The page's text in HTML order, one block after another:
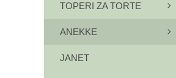
TOPERI ZA TORTE
ANEKKE
JANET